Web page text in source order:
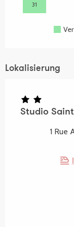
31
Lokalisierung
Studio
1 Rue